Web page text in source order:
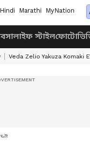
Hindi Marathi MyNation
লাইফ স্টাইলফোটো
Veda Zelio Yakuza Komaki